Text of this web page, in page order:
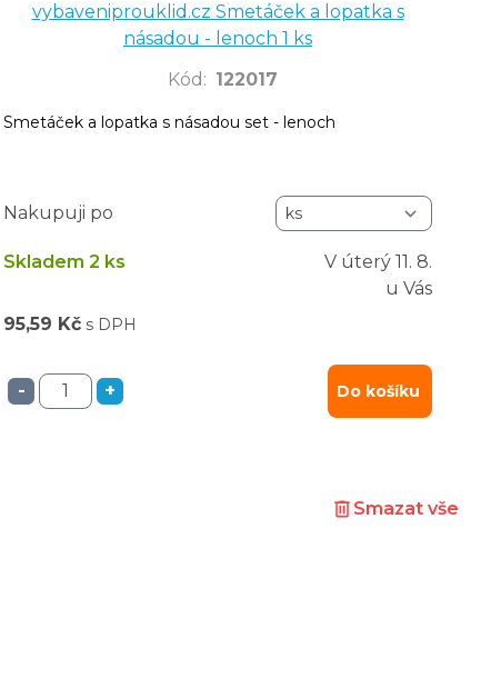
vybaveniprouklid.cz Smetáček a lopatka s
násadou - lenoch 1 ks
Kód : 122017
Smetáček a lopatka s násadou set - lenoch
Nakupuji po
Skladem 2 ks V úterý 11. 8.
u Vás
95,59 Kč s DPH
- + Do košíku
Smazat vše